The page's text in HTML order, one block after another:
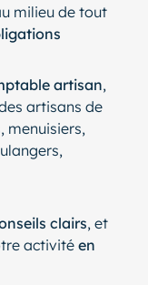
milieu de tout
artisan,
artisans de
menuisiers,
clairs, et
activitéen